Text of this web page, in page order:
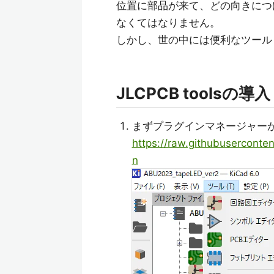
位置に部品が来て、どの向きに
なくてはなりません。
しかし、世の中には便利なツー
JLCPCB toolsの導入
まずプラグインマネージャー
https://
n